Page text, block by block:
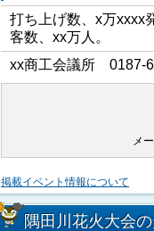
打ち上げ数、x万
客数、xx万人。
xx商工会議所 0187-
メ
掲載イベント情報について
隅田川花火大会